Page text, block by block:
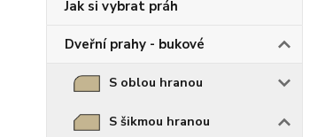
Jak si vybrat práh
Dveřní prahy - bukové
S oblou hranou
S šikmou hranou